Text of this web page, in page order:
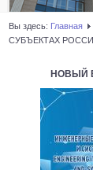
Вы здесь: Главная
СУБЪЕКТАХ
НОВЫЙ